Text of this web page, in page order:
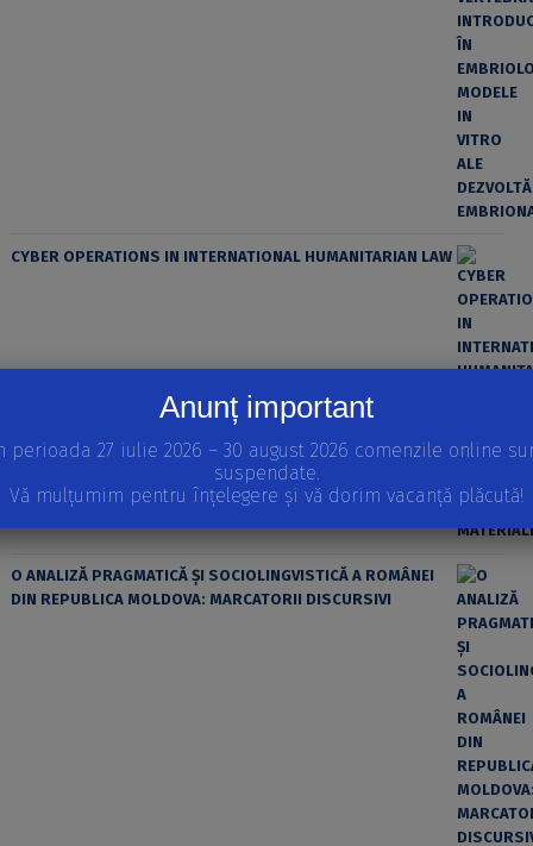
CYBER OPERATIONS IN INTERNATIONAL HUMANITARIAN LAW
ȘTIINȚA MODERNĂ ȘI MATERIALISMUL
O ANALIZĂ PRAGMATICĂ ȘI SOCIOLINGVISTICĂ A ROMÂNEI
DIN REPUBLICA MOLDOVA: MARCATORII DISCURSIVI
Anunț important
perioada 27 iulie 2026 – 30 august 2026 comenzile online
suspendate.
Vă mulțumim pentru înțelegere și vă dorim vacanță plăcută!